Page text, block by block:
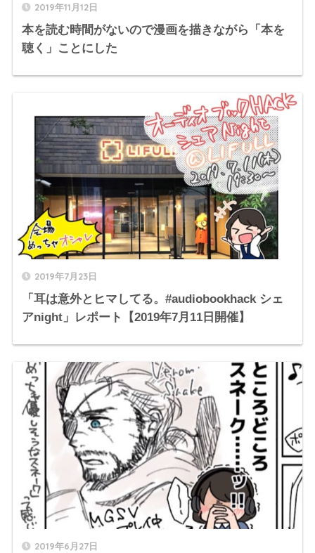
2019年11月12日
本を読む時間がないので漫画を描きながら「本を
聴く」ことにした
2019年7月23日
「耳は意外とヒマしてる。#audiobookhack シェ
アnight」レポート【2019年7月11日開催】
2019年6月27日